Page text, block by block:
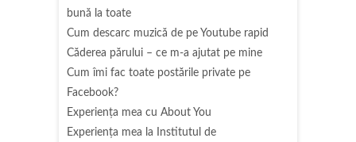
bună la toate
Cum descarc muzică de pe Youtube rapid
Căderea părului – ce m-a ajutat pe mine
Cum îmi fac toate postările private pe
Facebook?
Experiența mea cu About You
Experiența mea la Institutul de